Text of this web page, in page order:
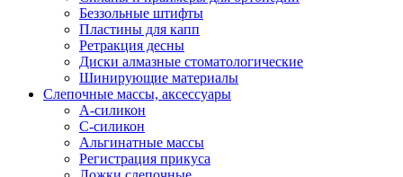
Беззольные штифты
Пластины для капп
Ретракция десны
Диски алмазные стоматологические
Шинирующие материалы
Слепочные массы, аксессуары
А-силикон
С-силикон
Альгинатные массы
Регистрация прикуса